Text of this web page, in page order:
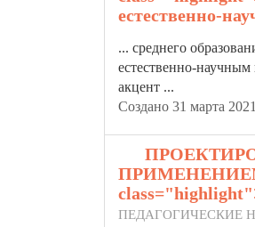
естественно-
... среднего
естественно-
акцент ...
Создано 31 марта 2021
ПЕДАГОГИЧЕСКИЕ